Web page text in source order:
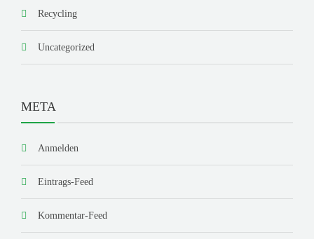
Recycling
Uncategorized
META
Anmelden
Eintrags-Feed
Kommentar-Feed